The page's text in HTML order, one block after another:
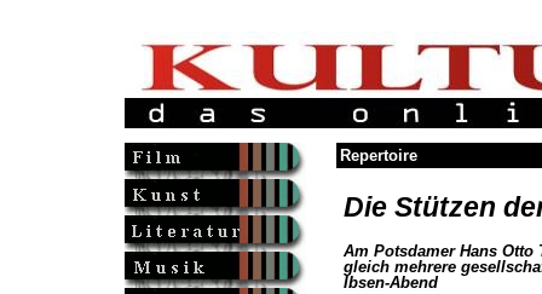
Repertoire
Die Stützen
Am Potsdamer Hans Otto
gleich mehrere
Ibsen-Abend